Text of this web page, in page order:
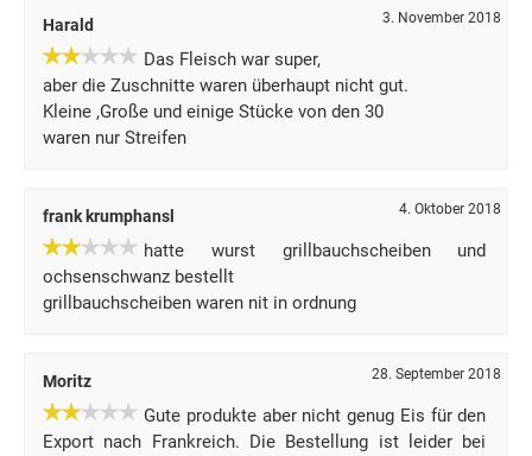
Harald 3. November 2018
Das Fleisch war super,
aber die Zuschnitte waren überhaupt nicht gut.
Kleine ,Große und einige Stücke von den 30
waren nur Streifen
frank krumphansl 4. Oktober 2018
hatte wurst grillbauchscheiben und
ochsenschwanz bestellt
grillbauchscheiben waren nit in ordnung
Moritz 28. September 2018
Gute produkte aber nicht genug Eis für den
Export nach Frankreich. Die Bestellung ist leider bei